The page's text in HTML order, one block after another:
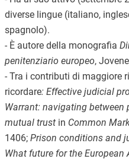
diverse lingue (italiano,
spagnolo).
- È autore della monografia
penitenziario europeo, Jovene
- Tra i contributi di maggiore
ricordare: Effective judicial
Warrant: navigating between
mutual trust in Common
1406; Prison conditions and
What future for the European